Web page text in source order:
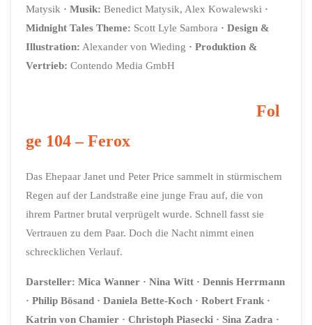
Matysik · Musik: Benedict Matysik, Alex Kowalewski ·
Midnight Tales Theme: Scott Lyle Sambora · Design &
Illustration: Alexander von Wieding · Produktion &
Vertrieb: Contendo Media GmbH
Fol
ge 104 – Ferox
Das Ehepaar Janet und Peter Price sammelt in stürmischem
Regen auf der Landstraße eine junge Frau auf, die von
ihrem Partner brutal verprügelt wurde. Schnell fasst sie
Vertrauen zu dem Paar. Doch die Nacht nimmt einen
schrecklichen Verlauf.
Darsteller: Mica Wanner · Nina Witt · Dennis Herrmann
· Philip Bösand · Daniela Bette-Koch · Robert Frank ·
Katrin von Chamier · Christoph Piasecki · Sina Zadra ·